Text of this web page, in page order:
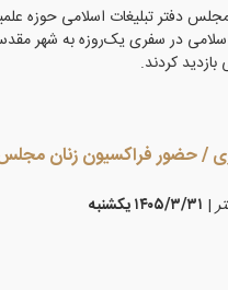
مجلس دفتر تبلیغات اسلامی حوزه
در سفری یک‌روزه به شهر
کردند.
/ حضور فراکسیون زنان مجلس
| ۱۴۰۵/۳/۳۱ يكشنبه